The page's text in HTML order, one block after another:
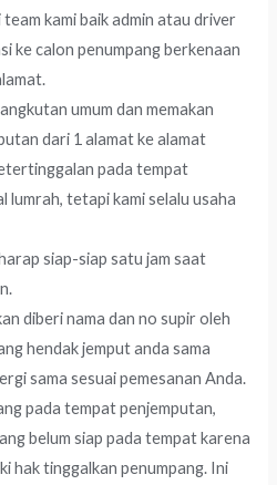
kami baik admin atau driver
ke calon penumpang berkenaan
umum dan memakan
dari 1 alamat ke alamat
pada tempat
lumrah, tetapi kami selalu usaha
siap-siap satu jam saat
diberi nama dan no supir oleh
hendak jemput anda sama
sama sesuai pemesanan Anda.
pada tempat penjemputan,
belum siap pada tempat karena
hak tinggalkan penumpang. Ini